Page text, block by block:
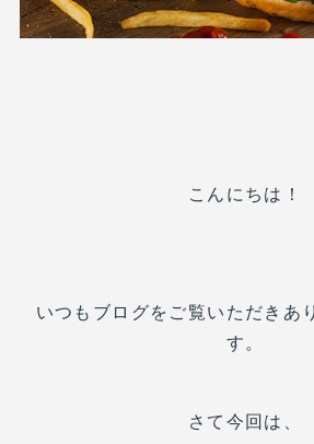
こんにちは！
いつもブログをご覧いただきあ
す。
さて今回は、